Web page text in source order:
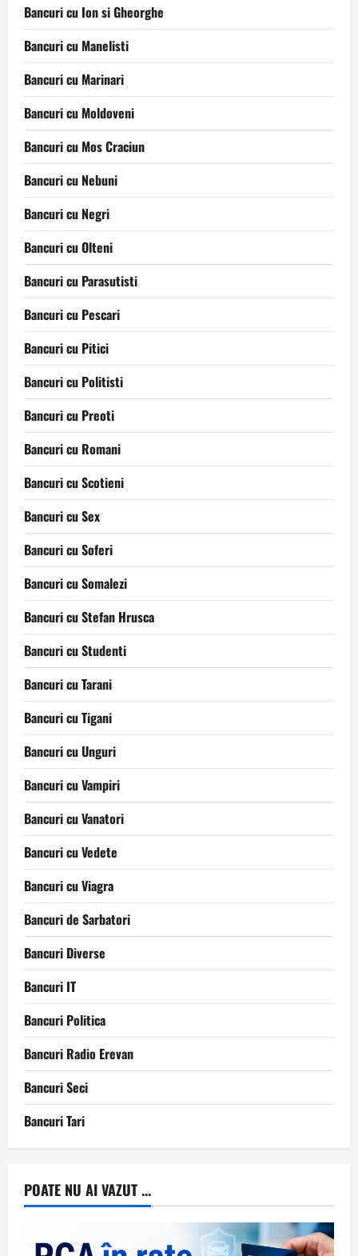
Bancuri cu Ion si Gheorghe
Bancuri cu Manelisti
Bancuri cu Marinari
Bancuri cu Moldoveni
Bancuri cu Mos Craciun
Bancuri cu Nebuni
Bancuri cu Negri
Bancuri cu Olteni
Bancuri cu Parasutisti
Bancuri cu Pescari
Bancuri cu Pitici
Bancuri cu Politisti
Bancuri cu Preoti
Bancuri cu Romani
Bancuri cu Scotieni
Bancuri cu Sex
Bancuri cu Soferi
Bancuri cu Somalezi
Bancuri cu Stefan Hrusca
Bancuri cu Studenti
Bancuri cu Tarani
Bancuri cu Tigani
Bancuri cu Unguri
Bancuri cu Vampiri
Bancuri cu Vanatori
Bancuri cu Vedete
Bancuri cu Viagra
Bancuri de Sarbatori
Bancuri Diverse
Bancuri IT
Bancuri Politica
Bancuri Radio Erevan
Bancuri Seci
Bancuri Tari
POATE NU AI VAZUT ...